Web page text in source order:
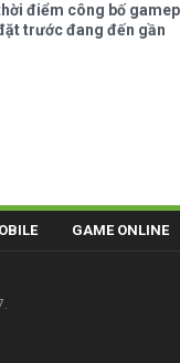
điểm công bố
trước đang đến gần
GAME ONLINE